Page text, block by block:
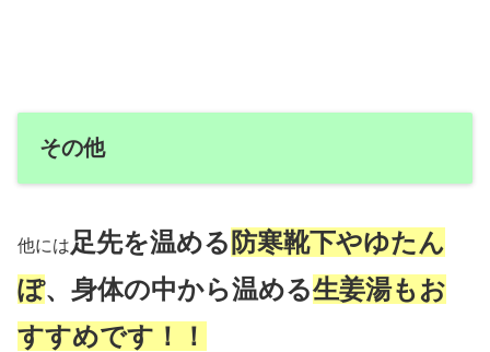
その他
他には足先を温める 防寒靴下やゆたん
ぽ、身体の中から温める生姜湯もお
すすめです！！